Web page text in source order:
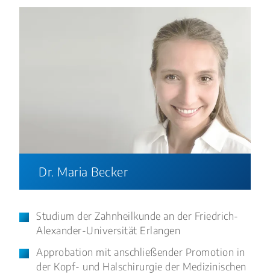
Dr. Maria Becker
Studium der Zahnheilkunde an der Friedrich-
Alexander-Universität Erlangen
Approbation mit anschließender Promotion in
der Kopf- und Halschirurgie der Medizinischen